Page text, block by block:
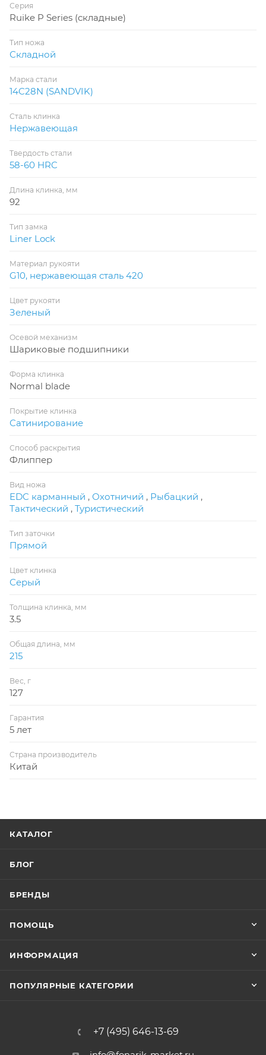
Серия
Ruike P Series (складные)
Тип ножа
Складной
Марка стали
14C28N (SANDVIK)
Сталь клинка
Нержавеющая
Твердость стали
58-60 HRC
Длина клинка, мм
92
Тип замка
Liner Lock
Материал рукояти
G10, нержавеющая сталь 420
Цвет рукояти
Зеленый
Осевой механизм
Шариковые подшипники
Форма клинка
Normal blade
Покрытие клинка
Сатинирование
Способ раскрытия
Флиппер
Вид ножа
EDC карманный , Охотничий , Рыбацкий ,
Тактический , Туристический
Тип заточки
Прямой
Цвет клинка
Серый
Толщина клинка, мм
3.5
Общая длина, мм
215
Вес, г
127
Гарантия
5 лет
Страна производитель
Китай
КАТАЛОГ
БЛОГ
БРЕНДЫ
ПОМОЩЬ
ИНФОРМАЦИЯ
ПОПУЛЯРНЫЕ КАТЕГОРИИ
+7 (495) 646-13-69